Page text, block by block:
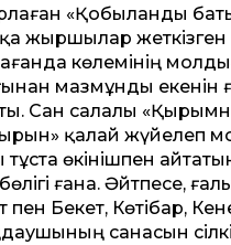
«Қобыланды
жыршылар жеткізген
көлемінің
мазмұнды екенін
Сан салалы
қалай жүйелеп
тұста өкінішпен
бөлігі ғана. Әйтпесе,
пен Бекет, Көтібар,
санасын